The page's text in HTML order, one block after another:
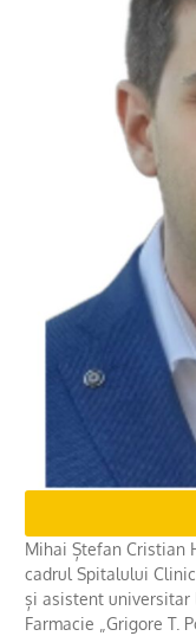
Mihai Ștefan Cristian
cadrul Spitalului
și asistent universitar
Farmacie „Grigore T.